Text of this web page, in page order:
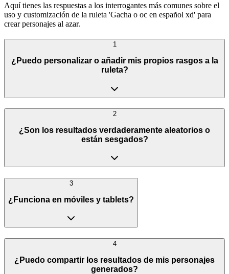
Aquí tienes las respuestas a los interrogantes más comunes sobre el
uso y customización de la ruleta 'Gacha o oc en español xd' para
crear personajes al azar.
1
¿Puedo personalizar o añadir mis propios rasgos a la
ruleta?
2
¿Son los resultados verdaderamente aleatorios o
están sesgados?
3
¿Funciona en móviles y tablets?
4
¿Puedo compartir los resultados de mis personajes
generados?